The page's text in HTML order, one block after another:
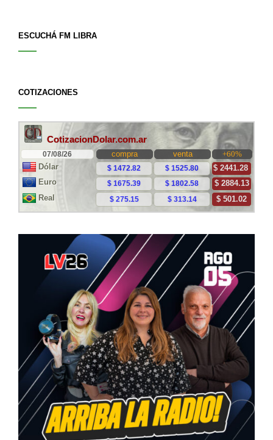
ESCUCHÁ FM LIBRA
COTIZACIONES